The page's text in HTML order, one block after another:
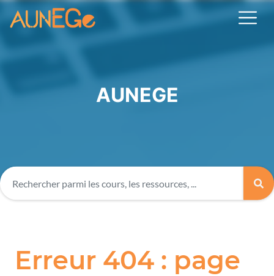
AUNEGE
Erreur 404 : page